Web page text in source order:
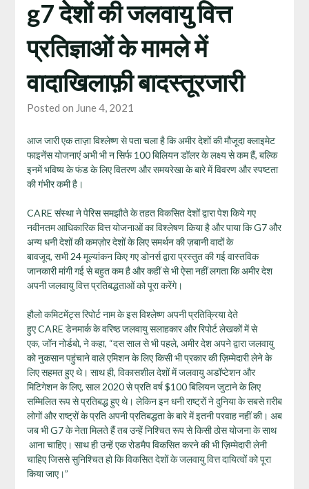
g7 देशों की जलवायु वित्त
प्रतिज्ञाओं के मामले में
वादाखिलाफ़ी बादस्तूरजारी
Posted on June 4, 2021
आज जारी एक ताज़ा विश्लेष्ण से पता चला है कि अमीर देशों की मौजूदा क्लाइमेट
फाइनेंस योजनाएं अभी भी न सिर्फ 100 बिलियन डॉलर के लक्ष्य से कम हैं, बल्कि
इनमें भविष्य के फंड के लिए वितरण और समयरेखा के बारे में विवरण और स्पष्टता
की गंभीर कमी है।
CARE संस्था ने पेरिस समझौते के तहत विकसित देशों द्वारा पेश किये गए
नवीनतम आधिकारिक वित्त योजनाओं का विश्लेषण किया है और पाया कि G7 और
अन्य धनी देशों की कमज़ोर देशों के लिए समर्थन की ज़बानी वादों के
बावजूद, सभी 24 मूल्यांकन किए गए डोनर्स द्वारा प्रस्तुत की गई वास्तविक
जानकारी मांगी गई से बहुत कम है और कहीं से भी ऐसा नहीं लगता कि अमीर देश
अपनी जलवायु वित्त प्रतिबद्धताओं को पूरा करेंगे।
हौलो कमिटमेंट्स रिपोर्ट नाम के इस विश्लेष्ण अपनी प्रतिक्रिया देते
हुए CARE डेनमार्क के वरिष्ठ जलवायु सलाहकार और रिपोर्ट लेखकों में से
एक, जॉन नोर्डबो, ने कहा, “दस साल से भी पहले, अमीर देश अपने द्वारा जलवायु
को नुकसान पहुंचाने वाले एमिशन के लिए किसी भी प्रकार की ज़िम्मेदारी लेने के
लिए सहमत हुए थे। साथ ही, विकासशील देशों में जलवायु अडॉप्टेशन और
मिटिगेशन के लिए, साल 2020 से प्रति वर्ष $100 बिलियन जुटाने के लिए
सम्मिलित रूप से प्रतिबद्ध हुए थे। लेकिन इन धनी राष्ट्रों ने दुनिया के सबसे ग़रीब
लोगों और राष्ट्रों के प्रति अपनी प्रतिबद्धता के बारे में इतनी परवाह नहीं की। अब
जब भी G7 के नेता मिलते हैं तब उन्हें निश्चित रूप से किसी ठोस योजना के साथ
आना चाहिए। साथ ही उन्हें एक रोडमैप विकसित करने की भी ज़िम्मेदारी लेनी
चाहिए जिससे सुनिश्चित हो कि विकसित देशों के जलवायु वित्त दायित्वों को पूरा
किया जाए।”